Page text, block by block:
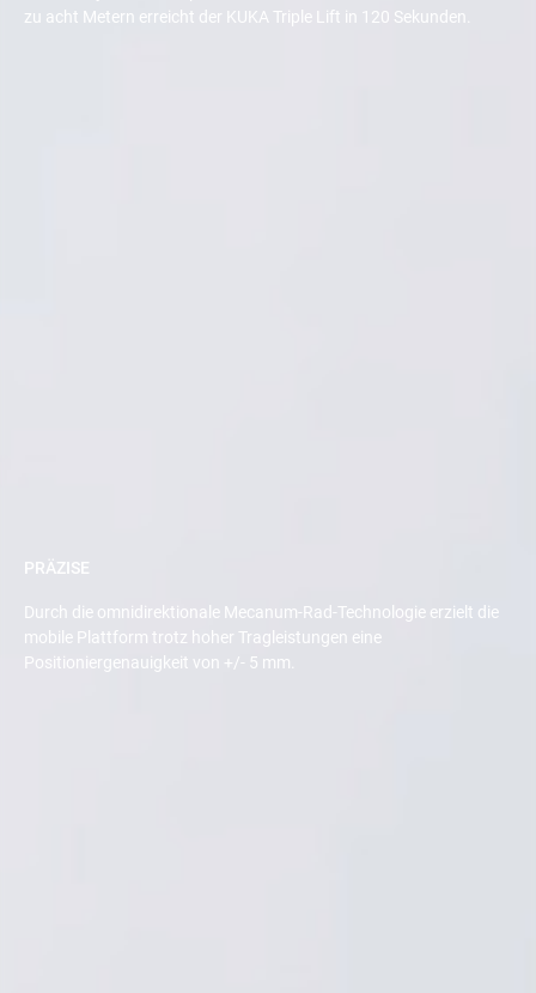
zu acht Metern erreicht der KUKA Triple Lift in 120 Sekunden.
PRÄZISE
Durch die omnidirektionale Mecanum-Rad-Technologie erzielt die
mobile Plattform trotz hoher Tragleistungen eine
Positioniergenauigkeit von +/- 5 mm.